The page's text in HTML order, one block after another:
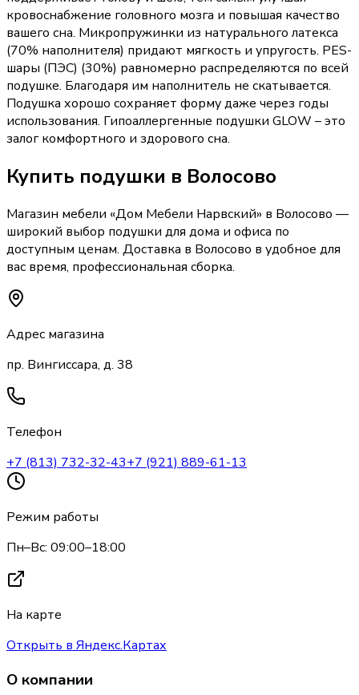
кровоснабжение головного мозга и повышая качество
вашего сна. Микропружинки из натурального латекса
(70% наполнителя) придают мягкость и упругость. PES-
шары (ПЭС) (30%) равномерно распределяются по всей
подушке. Благодаря им наполнитель не скатывается.
Подушка хорошо сохраняет форму даже через годы
использования. Гипоаллергенные подушки GLOW – это
залог комфортного и здорового сна.
Купить подушки в Волосово
Магазин мебели «Дом Мебели Нарвский» в Волосово —
широкий выбор подушки для дома и офиса по
доступным ценам. Доставка в Волосово в удобное для
вас время, профессиональная сборка.
Адрес магазина
пр. Вингиссара, д. 38
Телефон
+7 (813) 732-32-43+7 (921) 889-61-13
Режим работы
Пн–Вс: 09:00–18:00
На карте
Открыть в Яндекс.Картах
О компании